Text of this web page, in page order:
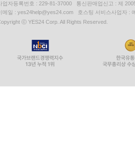
업자등록번호 : 229-81-37000 통신판매업신고 : 제
메일 : yes24help@yes24.com 호스팅 서비스사업자 :
ⓒ YES24 Corp. All Rights Reserved.